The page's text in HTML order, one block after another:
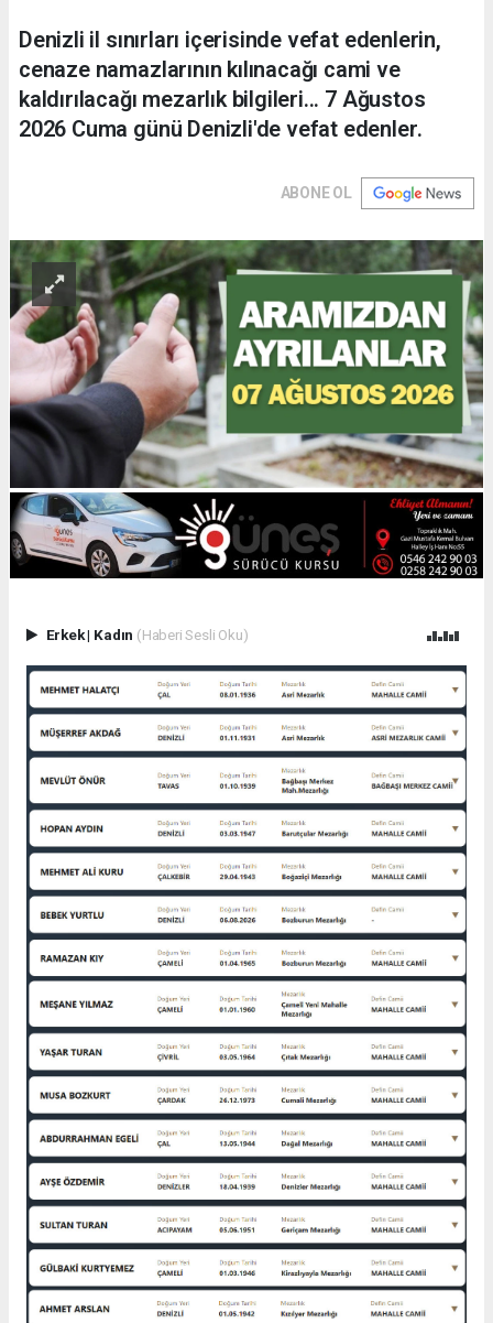
Denizli il sınırları içerisinde vefat edenlerin,
cenaze namazlarının kılınacağı cami ve
kaldırılacağı mezarlık bilgileri... 7 Ağustos
2026 Cuma günü Denizli'de vefat edenler.
ABONE OL
Erkek| Kadın (Haberi Sesli Oku)